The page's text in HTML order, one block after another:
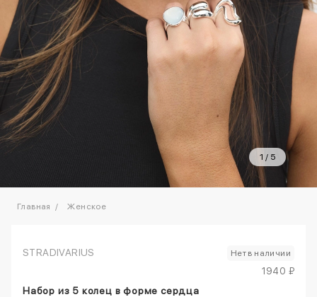
1 / 5
Главная Женское
STRADIVARIUS Нет в наличии
1940 ₽
Набор из 5 колец в форме сердца